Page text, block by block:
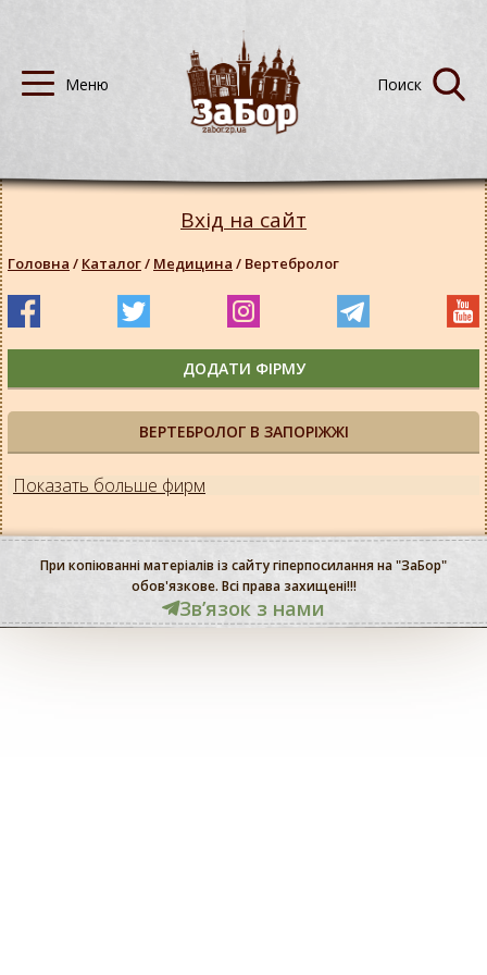
ВЕРТЕБРОЛОГ В ЗАПОРІЖЖІ
Показать больше фирм
Вхід на сайт
Головна / Каталог/ Медицина / Вертебролог
ДОДАТИ ФІРМУ
При копіюванні матеріалів із сайту гіперпосилання на "ЗаБор"
обов'язкове. Всі права захищені!!!
Звʼязок з нами